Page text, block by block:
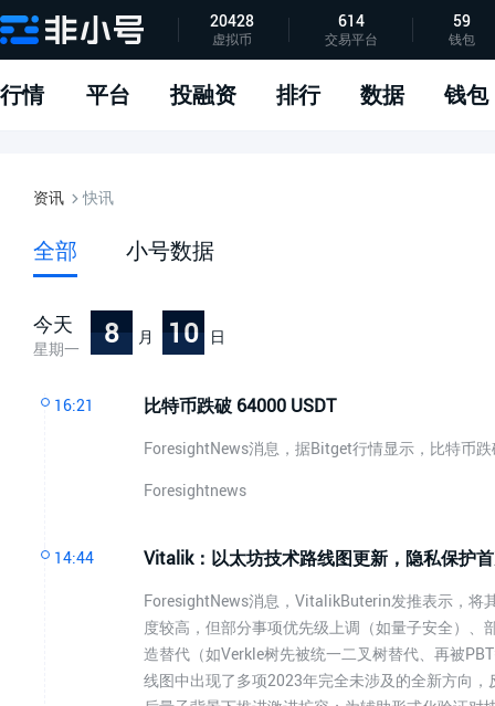
APP下载
指标说明
问题反馈
20428
虚拟币
614
交易平台
59
钱包
行情 平台 投融资 排行 数据 钱包
资讯 快讯
全部 小号数据
今天
星期一 8 月 10 日
16:21 比特币跌破 64000 USDT
ForesightNews消息，据Bitget行情显示，比特币
Foresightnews
14:44 Vitalik：以太坊技术路线图更新，隐私保护
ForesightNews消息，VitalikButerin发推表示，将
度较高，但部分事项优先级上调（如量子安全）、
造替代（如Verkle树先被统一二叉树替代、再被
线图中出现了多项2023年完全未涉及的全新方向